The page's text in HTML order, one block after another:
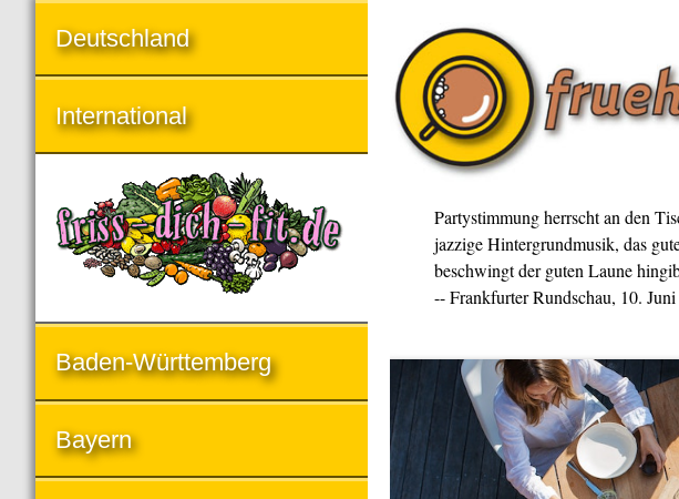
Partystimmung herrscht an den
jazzige Hintergrundmusik, das
beschwingt der guten Laune
-- Frankfurter Rundschau, 10.
Deutschland
International
Baden-Württemberg
Bayern